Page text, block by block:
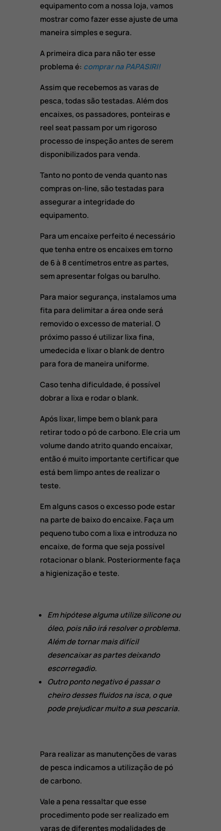
equipamento com a nossa loja, vamos
mostrar como fazer esse ajuste de uma
maneira simples e segura.
A primeira dica para não ter esse
problema é: comprar na PAPASIRI!
Assim que recebemos as varas de
pesca, todas são testadas. Além dos
encaixes, os passadores, ponteiras e
reel seat passam por um rigoroso
processo de inspeção antes de serem
disponibilizados para venda.
Tanto no ponto de venda quanto nas
compras on-line, são testadas para
assegurar a integridade do
equipamento.
Para um encaixe perfeito é necessário
que tenha entre os encaixes em torno
de 6 à 8 centímetros entre as partes,
sem apresentar folgas ou barulho.
Para maior segurança, instalamos uma
fita para delimitar a área onde será
removido o excesso de material. O
próximo passo é utilizar lixa fina,
umedecida e lixar o blank de dentro
para fora de maneira uniforme.
Caso tenha dificuldade, é possível
dobrar a lixa e rodar o blank.
Após lixar, limpe bem o blank para
retirar todo o pó de carbono. Ele cria um
volume dando atrito quando encaixar,
então é muito importante certificar que
está bem limpo antes de realizar o
teste.
Em alguns casos o excesso pode estar
na parte de baixo do encaixe. Faça um
pequeno tubo com a lixa e introduza no
encaixe, de forma que seja possível
rotacionar o blank. Posteriormente faça
a higienização e teste.
Em hipótese alguma utilize silicone ou
óleo, pois não irá resolver o problema.
Além de tornar mais difícil
desencaixar as partes deixando
escorregadio.
Outro ponto negativo é passar o
cheiro desses fluidos na isca, o que
pode prejudicar muito a sua pescaria.
Para realizar as manutenções de varas
de pesca indicamos a utilização de pó
de carbono.
Vale a pena ressaltar que esse
procedimento pode ser realizado em
varas de diferentes modalidades de